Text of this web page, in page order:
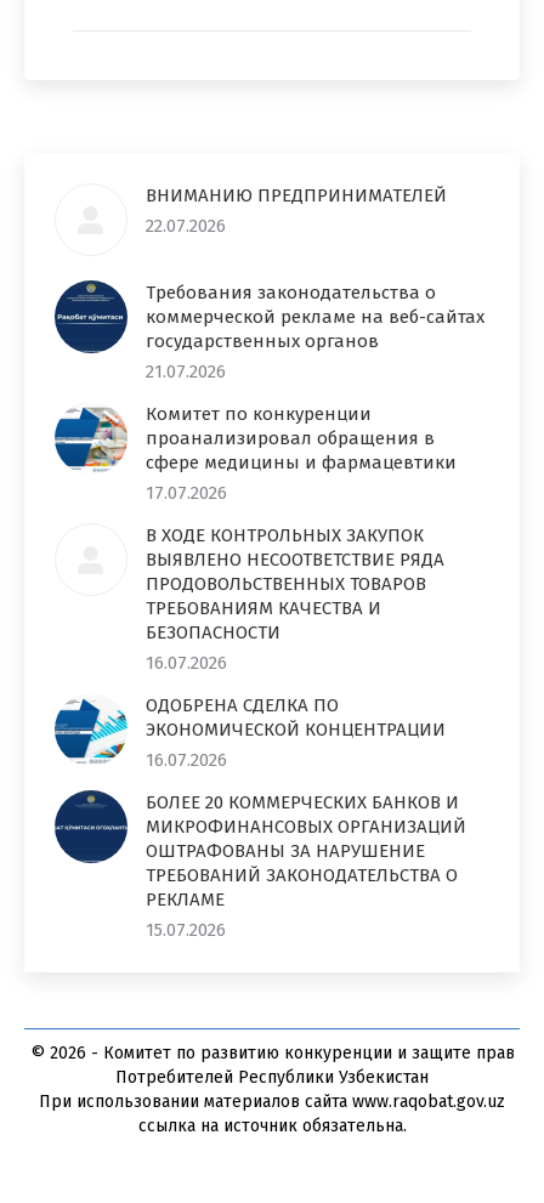
ВНИМАНИЮ ПРЕДПРИНИМАТЕЛЕЙ
22.07.2026
Требования законодательства о
коммерческой рекламе на веб-сайтах
государственных органов
21.07.2026
Комитет по конкуренции
проанализировал обращения в
сфере медицины и фармацевтики
17.07.2026
В ХОДЕ КОНТРОЛЬНЫХ ЗАКУПОК
ВЫЯВЛЕНО НЕСООТВЕТСТВИЕ РЯДА
ПРОДОВОЛЬСТВЕННЫХ ТОВАРОВ
ТРЕБОВАНИЯМ КАЧЕСТВА И
БЕЗОПАСНОСТИ
16.07.2026
ОДОБРЕНА СДЕЛКА ПО
ЭКОНОМИЧЕСКОЙ КОНЦЕНТРАЦИИ
16.07.2026
БОЛЕЕ 20 КОММЕРЧЕСКИХ БАНКОВ И
МИКРОФИНАНСОВЫХ ОРГАНИЗАЦИЙ
ОШТРАФОВАНЫ ЗА НАРУШЕНИЕ
ТРЕБОВАНИЙ ЗАКОНОДАТЕЛЬСТВА О
РЕКЛАМЕ
15.07.2026
© 2026 - Комитет по развитию конкуренции и защите прав
Потребителей Республики Узбекистан
При использовании материалов сайта www.raqobat.gov.uz
ссылка на источник обязательна.